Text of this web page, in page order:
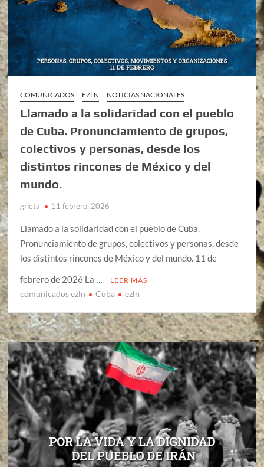
COMUNICADOS EZLN NOTICIAS NACIONALES
Llamado a la solidaridad con el pueblo
de Cuba. Pronunciamiento de grupos,
colectivos y personas, desde los
distintos rincones de México y del
mundo.
grieta 11 febrero, 2026
Llamado a la solidaridad con el pueblo de Cuba.
Pronunciamiento de grupos, colectivos y personas, desde
los distintos rincones de México y del mundo. 11 de
febrero de 2026 La …
LEER MÁS
comunicados ezln Cuba ezln